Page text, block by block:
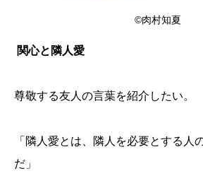
©肉村知夏
関心と隣人愛
尊敬する友人の言葉を紹介したい。
「隣人愛とは、隣人を必要とする人
だ」